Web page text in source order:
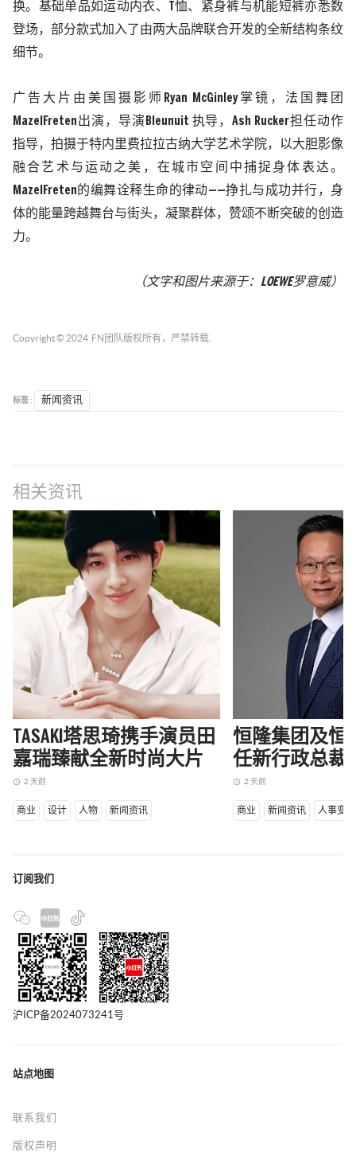
换。基础单品如运动内衣、T恤、紧身裤与机能短裤亦悉数
登场，部分款式加入了由两大品牌联合开发的全新结构条纹
细节。
广告大片由美国摄影师Ryan McGinley掌镜，法国舞团
MazelFreten出演，导演Bleunuit 执导，Ash Rucker担任动作
指导，拍摄于特内里费拉拉古纳大学艺术学院，以大胆影像
融合艺术与运动之美，在城市空间中捕捉身体表达。
MazelFreten的编舞诠释生命的律动——挣扎与成功并行，身
体的能量跨越舞台与街头，凝聚群体，赞颂不断突破的创造
力。
（文字和图片来源于：LOEWE罗意威）
Copyright © 2024 FN团队 版权所有，严禁转载.
标签 : 新闻资讯
相关资讯
TASAKI塔思琦携手演员田
嘉瑞臻献全新时尚大片
access_time 2 天前
商业 设计 人物 新闻资讯
恒隆集团及恒
任新行政总裁
access_time 2 天前
商业 新闻资讯 人事变动
订阅我们
沪ICP备2024073241号
站点地图
联系我们
版权声明